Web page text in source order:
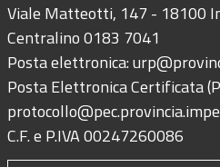
Viale Matteotti, 147 - 18100
Centralino 0183 7041
Posta elettronica:
Posta Elettronica Certificata
C.F. e P.IVA 00247260086